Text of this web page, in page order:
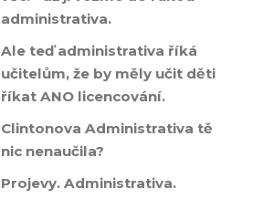
administrativa.
Ale teď administrativa říká
učitelům, že by měly učit děti
říkat ANO licencování.
Clintonova Administrativa tě
nic nenaučila?
Projevy. Administrativa.